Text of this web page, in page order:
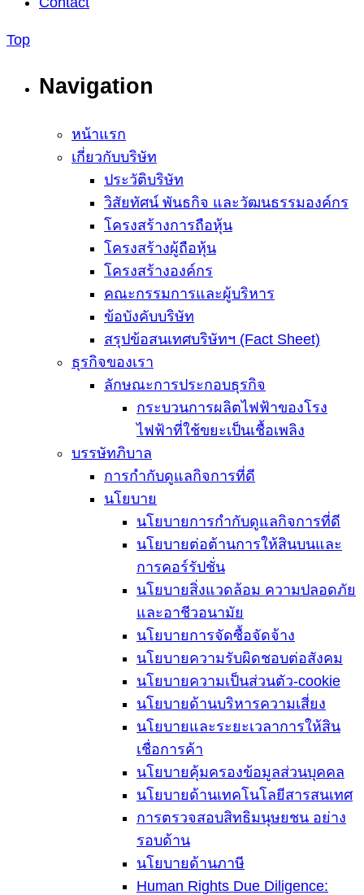
Top
Navigation
หน้าแรก
เกี่ยวกับบริษัท
ประวัติบริษัท
วิสัยทัศน์ พันธกิจ และวัฒนธรรมองค์กร
โครงสร้างการถือหุ้น
โครงสร้างผู้ถือหุ้น
โครงสร้างองค์กร
คณะกรรมการและผู้บริหาร
ข้อบังคับบริษัท
สรุปข้อสนเทศบริษัทฯ (Fact Sheet)
ธุรกิจของเรา
ลักษณะการประกอบธุรกิจ
กระบวนการผลิตไฟฟ้าของโรง
ไฟฟ้าที่ใช้ขยะเป็นเชื้อเพลิง
บรรษัทภิบาล
การกำกับดูแลกิจการที่ดี
นโยบาย
นโยบายการกำกับดูแลกิจการที่ดี
นโยบายต่อต้านการให้สินบนและ
การคอร์รัปชั่น
นโยบายสิ่งแวดล้อม ความปลอดภัย
และอาชีวอนามัย
นโยบายการจัดซื้อจัดจ้าง
นโยบายความรับผิดชอบต่อสังคม
นโยบายความเป็นส่วนตัว-cookie
นโยบายด้านบริหารความเสี่ยง
นโยบายและระยะเวลาการให้สิน
เชื่อการค้า
นโยบายคุ้มครองข้อมูลส่วนบุคคล
นโยบายด้านเทคโนโลยีสารสนเทศ
การตรวจสอบสิทธิมนุษยชน อย่าง
รอบด้าน
นโยบายด้านภาษี
Human Rights Due Diligence: